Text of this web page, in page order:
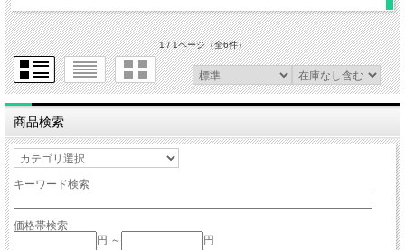
1 / 1ページ（全6件）
商品検索
キーワード検索
価格帯検索
円 ～
円